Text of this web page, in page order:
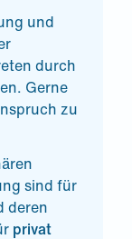
und
durch
Gerne
zu
sind für
deren
privat